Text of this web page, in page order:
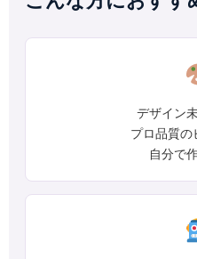
デザイン
プロ品質の
自分で